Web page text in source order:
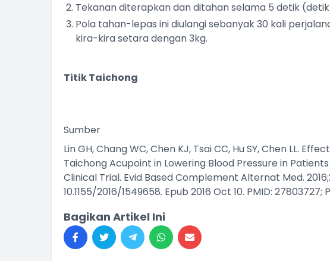
Tekanan diterapkan dan ditahan selama 5 detik
Pola tahan-lepas ini diulangi sebanyak 30 kali
kira-kira setara dengan 3kg.
Titik Taichong
Sumber
Lin GH, Chang WC, Chen KJ, Tsai CC, Hu SY, Chen LL.
Taichong Acupoint in Lowering Blood Pressure in
Clinical Trial. Evid Based Complement Alternat Med.
10.1155/2016/1549658. Epub 2016 Oct 10. PMID: 27803727;
Bagikan Artikel Ini